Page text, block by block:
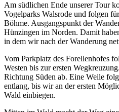
Am südlichen Ende unserer Tour
Vogelparks Walsrode und folgen
Böhme. Ausgangspunkt der
Hünzingen im Norden. Damit
in dem wir nach der Wanderung
Vom Parkplatz des Forellenhofes
Westen bis zur ersten
Richtung Süden ab. Eine Weile
entlang, bis wir an der ersten
Wald einbiegen.